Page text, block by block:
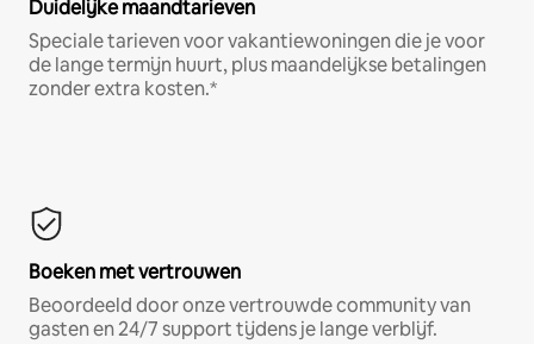
Duidelijke maandtarieven
Speciale tarieven voor vakantiewoningen die je voor
de lange termijn huurt, plus maandelijkse betalingen
zonder extra kosten.*
Boeken met vertrouwen
Beoordeeld door onze vertrouwde community van
gasten en 24/7 support tijdens je lange verblijf.